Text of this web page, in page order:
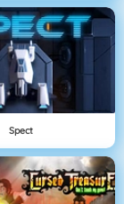
Spect